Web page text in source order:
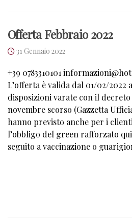
Offerta Febbraio 2022
31 Gennaio 2022
+39 0783310101
L’offerta è valida dal 01/02/2022
disposizioni varate con il decreto
novembre scorso (Gazzetta
hanno previsto anche per i
l’obbligo del green rafforzato
seguito a vaccinazione o